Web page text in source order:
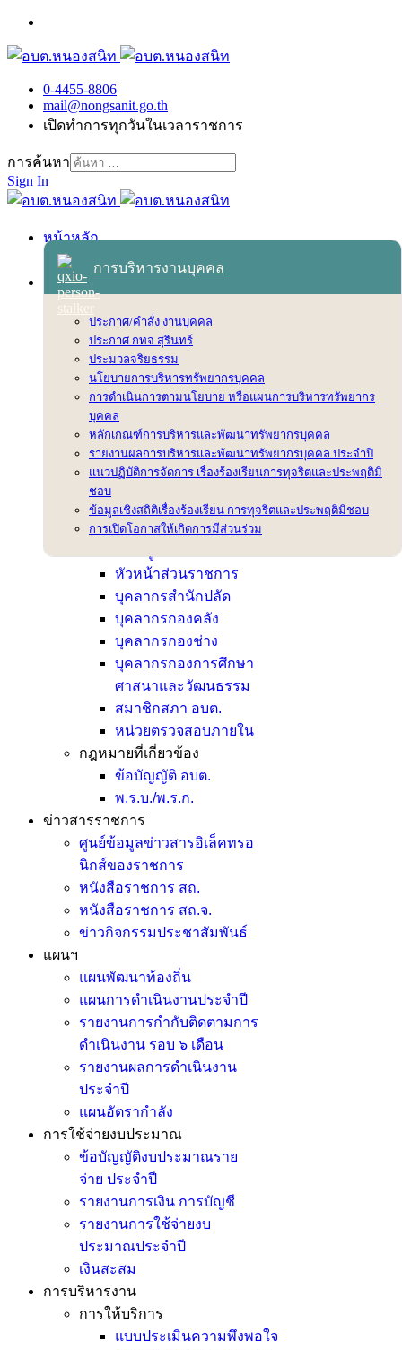
0-4455-8806
mail@nongsanit.go.th
เปิดทำการทุกวันในเวลาราชการ
การค้นหา
Sign In
หน้าหลัก
เข้าสู่ระบบ
เกี่ยวกับเทศบาล
วิสัยทัศน์ พันธกิจ ยุทธศาสตร์
ตราสัญลักษณ์
อำนาจหน้าที่
อำนาจหน้าที่ อบต.
อำนาจหน้าที่สำนักปลัด
อำนาจหน้าที่กองคลัง
อำนาจหน้าที่กองช่าง
อำนาจหน้าที่กองการศึกษา
โครงสร้างการบริหาร
โครงสร้างการบริหารองค์กร
หัวหน้าส่วนราชการ
บุคลากรสำนักปลัด
บุคลากรกองคลัง
บุคลากรกองช่าง
บุคลากรกองการศึกษา
ศาสนาและวัฒนธรรม
สมาชิกสภา อบต.
หน่วยตรวจสอบภายใน
กฎหมายที่เกี่ยวข้อง
ข้อบัญญัติ อบต.
พ.ร.บ./พ.ร.ก.
ข่าวสารราชการ
ศูนย์ข้อมูลข่าวสารอิเล็คทรอ
นิกส์ของราชการ
หนังสือราชการ สถ.
หนังสือราชการ สถ.จ.
ข่าวกิจกรรมประชาสัมพันธ์
แผนฯ
แผนพัฒนาท้องถิ่น
แผนการดำเนินงานประจำปี
รายงานการกำกับติดตามการ
ดำเนินงาน รอบ ๖ เดือน
รายงานผลการดำเนินงาน
ประจำปี
แผนอัตรากำลัง
การใช้จ่ายงบประมาณ
ข้อบัญญัติงบประมาณราย
จ่าย ประจำปี
รายงานการเงิน การบัญชี
รายงานการใช้จ่ายงบ
ประมาณประจำปี
เงินสะสม
การบริหารงาน
การให้บริการ
แบบประเมินความพึงพอใจ
การบริหารงานบุคคล
ประกาศ/คำสั่ง งานบุคคล
ประกาศ กทจ.สุรินทร์
ประมวลจริยธรรม
นโยบายการบริหารทรัพยากรบุคคล
การดำเนินการตามนโยบาย หรือแผนการบริหารทรัพยากร
บุคคล
หลักเกณฑ์การบริหารและพัฒนาทรัพยากรบุคคล
รายงานผลการบริหารและพัฒนาทรัพยากรบุคคล ประจำปี
แนวปฏิบัติการจัดการ เรื่องร้องเรียนการทุจริตและประพฤติมิ
ชอบ
ข้อมูลเชิงสถิติเรื่องร้องเรียน การทุจริตและประพฤติมิชอบ
การเปิดโอกาสให้เกิดการมีส่วนร่วม